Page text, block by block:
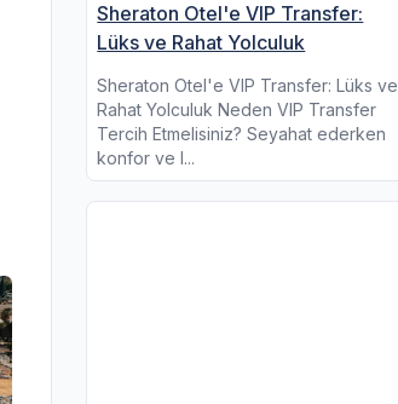
Sheraton Otel'e VIP Transfer:
Lüks ve Rahat Yolculuk
Sheraton Otel'e VIP Transfer: Lüks ve
Rahat Yolculuk Neden VIP Transfer
Tercih Etmelisiniz? Seyahat ederken
konfor ve l...